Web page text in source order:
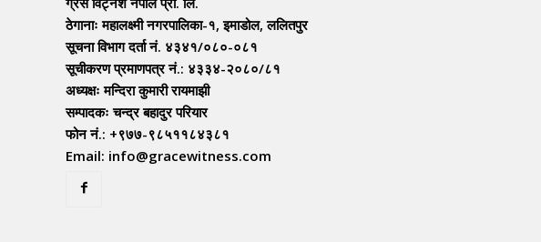
ठेगानाः महालक्ष्मी नगरपालिका-१, इमाडोल, ललितपुर
सूचना विभाग दर्ता नं. ४३४१/०८०-०८१
सूचीकरण प्रमाणपत्र नं.: ४३३४-२०८०/८१
अध्यक्षः मन्दिरा कुमारी रायमाझी
सम्पादकः चन्द्र बहादुर परियार
फोन नं.: +९७७-९८५११८४३८१
Email: info@gracewitness.com